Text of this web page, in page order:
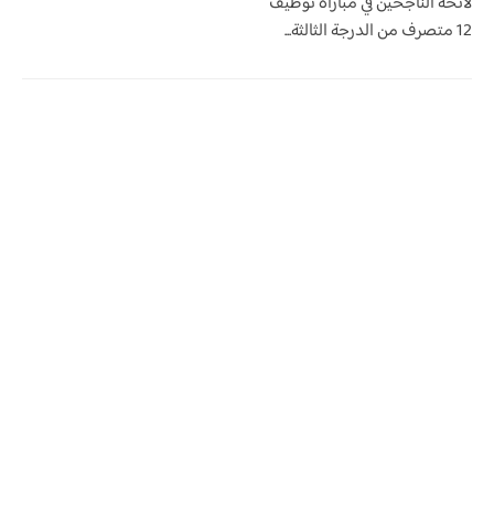
12 متصرف من الدرجة الثالثة...